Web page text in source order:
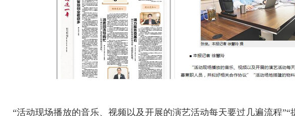
“活动现场播放的音乐、视频以及开展的演艺活动每天要过几遍流程